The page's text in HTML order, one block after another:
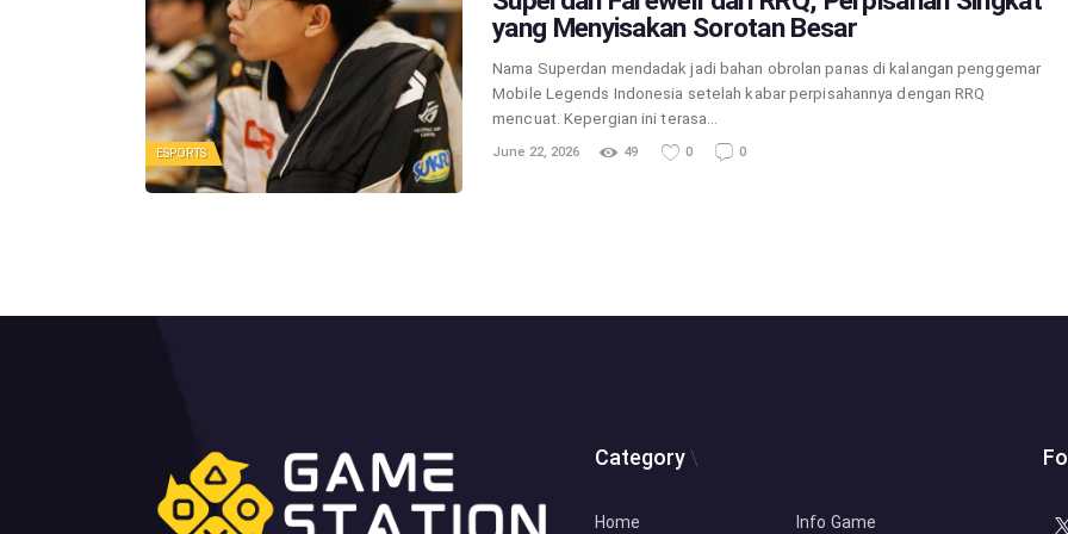
ESPORTS
yang Menyisakan Sorotan Besar
Nama Superdan mendadak jadi bahan obrolan panas di kalangan penggemar
Mobile Legends Indonesia setelah kabar perpisahannya dengan RRQ
mencuat. Kepergian ini terasa…
June 22, 2026 49 0 0
Category
Home Info Game